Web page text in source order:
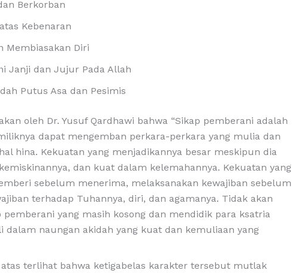
Berkorban
Kebenaran
Membiasakan Diri
Janji dan Jujur Pada Allah
Putus Asa dan Pesimis
oleh Dr. Yusuf Qardhawi bahwa “Sikap pemberani adalah
dapat mengemban perkara-perkara yang mulia dan
hina. Kekuatan yang menjadikannya besar meskipun dia
dan kuat dalam kelemahannya. Kekuatan yang
sebelum menerima, melaksanakan kewajiban sebelum
terhadap Tuhannya, diri, dan agamanya. Tidak akan
pemberani yang masih kosong dan mendidik para ksatria
dalam naungan akidah yang kuat dan kemuliaan yang
atas terlihat bahwa ketigabelas karakter tersebut mutlak